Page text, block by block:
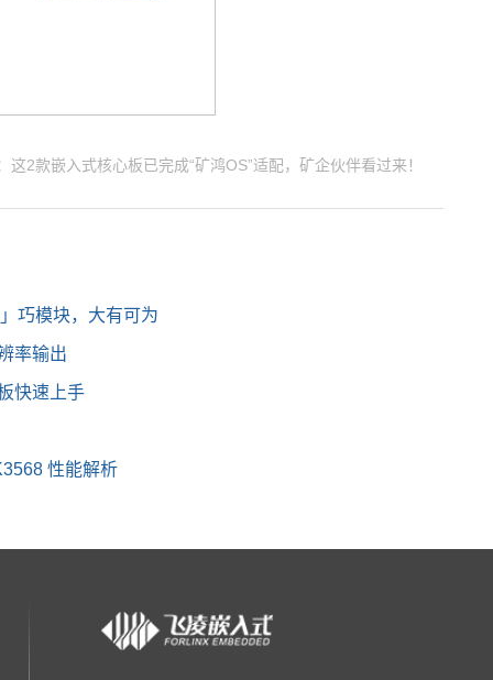
这2款嵌入式核心板已完成“矿鸿OS”适配，矿企伙伴看过来！
巧模块，大有可为
率输出
快速上手
性能解析